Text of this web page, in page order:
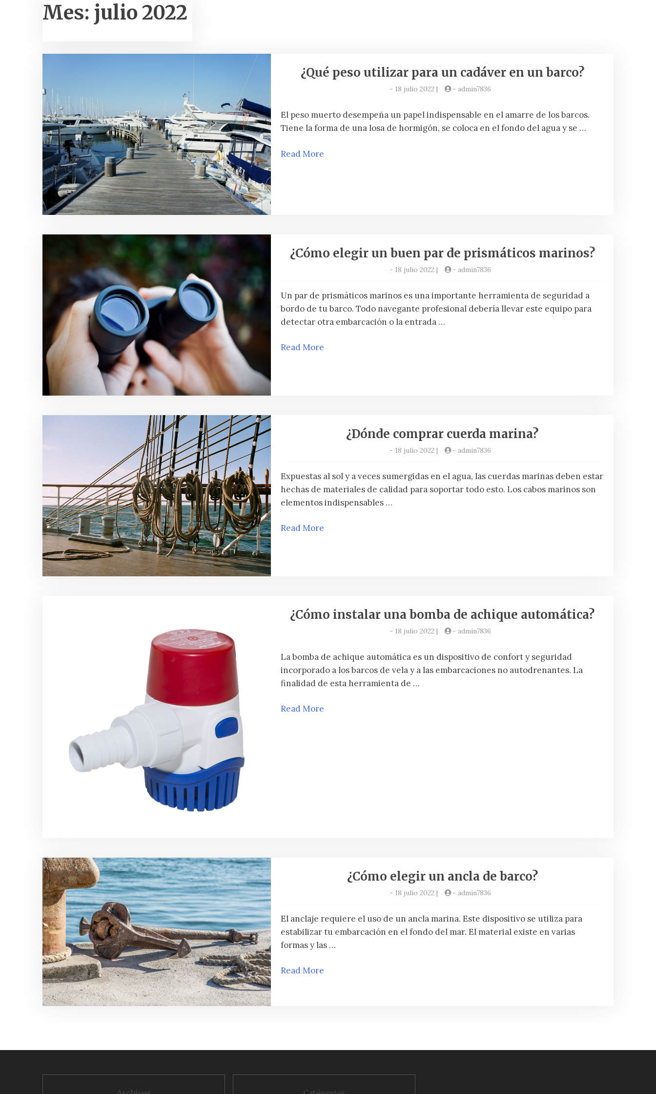
Mes: julio 2022
¿Qué peso utilizar para un cadáver en un barco?
- 18 julio 2022 | - admin7836
El peso muerto desempeña un papel indispensable en el amarre de los barcos.
Tiene la forma de una losa de hormigón, se coloca en el fondo del agua y se …
Read More
¿Cómo elegir un buen par de prismáticos marinos?
- 18 julio 2022 | - admin7836
Un par de prismáticos marinos es una importante herramienta de seguridad a
bordo de tu barco. Todo navegante profesional debería llevar este equipo para
detectar otra embarcación o la entrada …
Read More
¿Dónde comprar cuerda marina?
- 18 julio 2022 | - admin7836
Expuestas al sol y a veces sumergidas en el agua, las cuerdas marinas deben estar
hechas de materiales de calidad para soportar todo esto. Los cabos marinos son
elementos indispensables …
Read More
¿Cómo instalar una bomba de achique automática?
- 18 julio 2022 | - admin7836
La bomba de achique automática es un dispositivo de confort y seguridad
incorporado a los barcos de vela y a las embarcaciones no autodrenantes. La
finalidad de esta herramienta de …
Read More
¿Cómo elegir un ancla de barco?
- 18 julio 2022 | - admin7836
El anclaje requiere el uso de un ancla marina. Este dispositivo se utiliza para
estabilizar tu embarcación en el fondo del mar. El material existe en varias
formas y las …
Read More